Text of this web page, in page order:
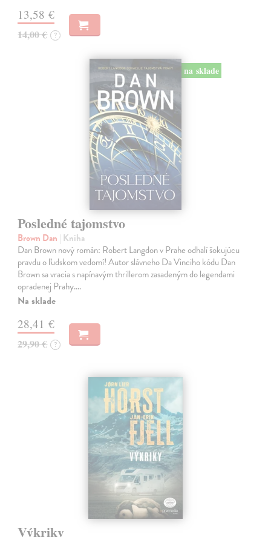
13,58 €
14,00 € ?
na sklade
Posledné tajomstvo
Brown Dan | Kniha
Dan Brown nový román: Robert Langdon v Prahe odhalí šokujúcu
pravdu o ľudskom vedomí! Autor slávneho Da Vinciho kódu Dan
Brown sa vracia s napínavým thrillerom zasadeným do legendami
opradenej Prahy.…
Na sklade
28,41 €
29,90 € ?
Výkriky